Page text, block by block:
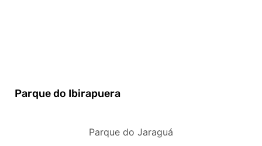
Parque do Ibirapuera
Parque do Jaraguá